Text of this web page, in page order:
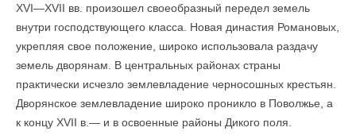
XVI—XVII вв. произошел своеобразный передел земель
внутри господствующего класса. Новая династия Романовых,
укрепляя свое положение, широко использовала раздачу
земель дворянам. В центральных районах страны
практически исчезло землевладение черносошных крестьян.
Дворянское землевладение широко проникло в Поволжье, а
к концу XVII в.— и в освоенные районы Дикого поля.